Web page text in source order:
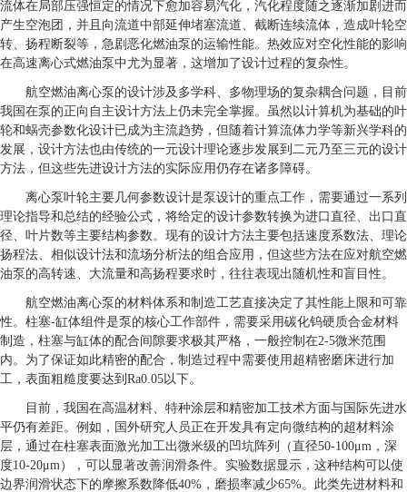
流体在局部压强恒定的情况下愈加容易汽化，汽化程度随之逐渐加剧进而
产生空泡团，并且向流道中部延伸堵塞流道、截断连续流体，造成叶轮空
转、扬程断裂等，急剧恶化燃油泵的运输性能。热效应对空化性能的影响
在高速离心式燃油泵中尤为显著，这增加了设计过程的复杂性。
航空燃油离心泵的设计涉及多学科、多物理场的复杂耦合问题，目前
我国在泵的正向自主设计方法上仍未完全掌握。虽然以计算机为基础的叶
轮和蜗壳参数化设计已成为主流趋势，但随着计算流体力学等新兴学科的
发展，设计方法也由传统的一元设计理论逐步发展到二元乃至三元的设计
方法，但这些先进设计方法的实际应用仍存在诸多障碍。
离心泵叶轮主要几何参数设计是泵设计的重点工作，需要通过一系列
理论指导和总结的经验公式，将给定的设计参数转换为进口直径、出口直
径、叶片数等主要结构参数。现有的设计方法主要包括速度系数法、理论
扬程法、相似设计法和流场分析法的组合应用，但这些方法在应对航空燃
油泵的高转速、大流量和高扬程要求时，往往表现出随机性和盲目性。
航空燃油离心泵的材料体系和制造工艺直接决定了其性能上限和可靠
性。柱塞-缸体组件是泵的核心工作部件，需要采用碳化钨硬质合金材料
制造，柱塞与缸体的配合间隙要求极其严格，一般控制在2-5微米范围
内。为了保证如此精密的配合，制造过程中需要使用超精密磨床进行加
工，表面粗糙度要达到Ra0.05以下。
目前，我国在高温材料、特种涂层和精密加工技术方面与国际先进水
平仍有差距。例如，国外研究人员正在开发具有定向微结构的超材料涂
层，通过在柱塞表面激光加工出微米级的凹坑阵列（直径50-100μm，深
度10-20μm），可以显著改善润滑条件。实验数据显示，这种结构可以使
边界润滑状态下的摩擦系数降低40%，磨损率减少65%。此类先进材料和